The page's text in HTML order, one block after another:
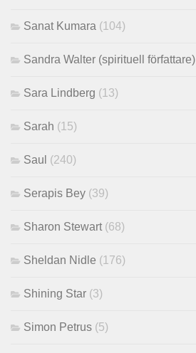
Sanat Kumara (104)
Sandra Walter (spirituell författare)
Sara Lindberg (13)
Sarah (15)
Saul (240)
Serapis Bey (39)
Sharon Stewart (68)
Sheldan Nidle (176)
Shining Star (3)
Simon Petrus (5)